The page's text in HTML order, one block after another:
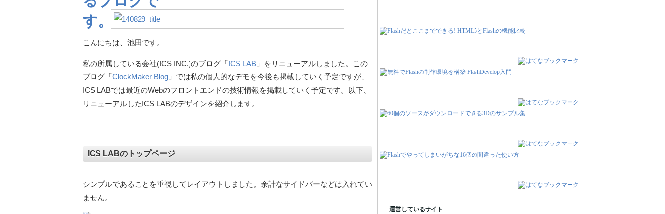
こんにちは、池田です。
私の所属している会社(ICS INC.)のブログ「ICS LAB 」をリニューアルしました。この
ブログ「ClockMaker Blog 」では私の個人的なデモを今後も掲載していく予定ですが、
ICS LABでは最近のWebのフロントエンドの技術情報を掲載していく予定です。以下、
リニューアルしたICS LABのデザインを紹介します。
ICS LABのトップページ
シンプルであることを重視してレイアウトしました。余計なサイドバーなどは入れてい
ません。
運営しているサイト